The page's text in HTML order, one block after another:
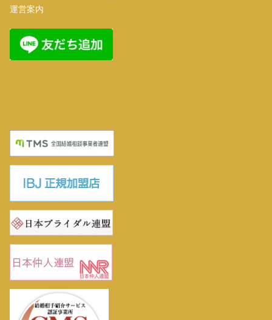
運営案内